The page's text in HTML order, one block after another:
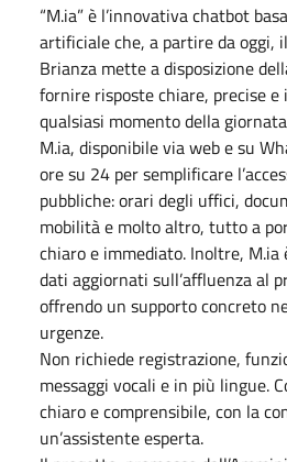
“M.ia” è l’innovativa chatbot
artificiale che, a partire da oggi,
Brianza mette a disposizione
fornire risposte chiare, precise e
qualsiasi momento della
M.ia, disponibile via web e su
ore su 24 per semplificare
pubbliche: orari degli uffici,
mobilità e molto altro, tutto a
chiaro e immediato. Inoltre,
dati aggiornati sull’affluenza al
offrendo un supporto concreto
urgenze.
Non richiede registrazione,
messaggi vocali e in più lingue.
chiaro e comprensibile, con la
un’assistente esperta.